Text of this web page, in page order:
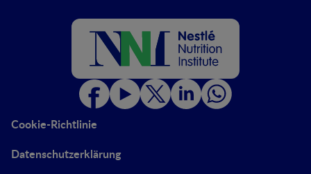
Cookie-Richtlinie
Datenschutzerklärung